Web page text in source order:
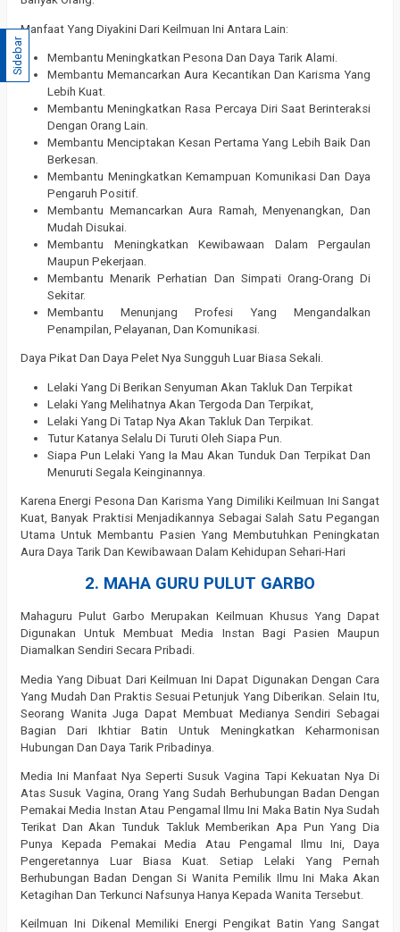
Manfaat Yang Diyakini Dari Keilmuan Ini Antara Lain:
Membantu Meningkatkan Pesona Dan Daya Tarik Alami.
Membantu Memancarkan Aura Kecantikan Dan Karisma Yang
Lebih Kuat.
Membantu Meningkatkan Rasa Percaya Diri Saat Berinteraksi
Dengan Orang Lain.
Membantu Menciptakan Kesan Pertama Yang Lebih Baik Dan
Berkesan.
Membantu Meningkatkan Kemampuan Komunikasi Dan Daya
Pengaruh Positif.
Membantu Memancarkan Aura Ramah, Menyenangkan, Dan
Mudah Disukai.
Membantu Meningkatkan Kewibawaan Dalam Pergaulan
Maupun Pekerjaan.
Membantu Menarik Perhatian Dan Simpati Orang-Orang Di
Sekitar.
Membantu Menunjang Profesi Yang Mengandalkan
Penampilan, Pelayanan, Dan Komunikasi.
Daya Pikat Dan Daya Pelet Nya Sungguh Luar Biasa Sekali.
Lelaki Yang Di Berikan Senyuman Akan Takluk Dan Terpikat
Lelaki Yang Melihatnya Akan Tergoda Dan Terpikat,
Lelaki Yang Di Tatap Nya Akan Takluk Dan Terpikat.
Tutur Katanya Selalu Di Turuti Oleh Siapa Pun.
Siapa Pun Lelaki Yang Ia Mau Akan Tunduk Dan Terpikat Dan
Menuruti Segala Keinginannya.
Karena Energi Pesona Dan Karisma Yang Dimiliki Keilmuan Ini Sangat
Kuat, Banyak Praktisi Menjadikannya Sebagai Salah Satu Pegangan
Utama Untuk Membantu Pasien Yang Membutuhkan Peningkatan
Aura Daya Tarik Dan Kewibawaan Dalam Kehidupan Sehari-Hari
2. MAHA GURU PULUT GARBO
Mahaguru Pulut Garbo Merupakan Keilmuan Khusus Yang Dapat
Digunakan Untuk Membuat Media Instan Bagi Pasien Maupun
Diamalkan Sendiri Secara Pribadi.
Media Yang Dibuat Dari Keilmuan Ini Dapat Digunakan Dengan Cara
Yang Mudah Dan Praktis Sesuai Petunjuk Yang Diberikan. Selain Itu,
Seorang Wanita Juga Dapat Membuat Medianya Sendiri Sebagai
Bagian Dari Ikhtiar Batin Untuk Meningkatkan Keharmonisan
Hubungan Dan Daya Tarik Pribadinya.
Media Ini Manfaat Nya Seperti Susuk Vagina Tapi Kekuatan Nya Di
Atas Susuk Vagina, Orang Yang Sudah Berhubungan Badan Dengan
Pemakai Media Instan Atau Pengamal Ilmu Ini Maka Batin Nya Sudah
Terikat Dan Akan Tunduk Takluk Memberikan Apa Pun Yang Dia
Punya Kepada Pemakai Media Atau Pengamal Ilmu Ini, Daya
Pengeretannya Luar Biasa Kuat. Setiap Lelaki Yang Pernah
Berhubungan Badan Dengan Si Wanita Pemilik Ilmu Ini Maka Akan
Ketagihan Dan Terkunci Nafsunya Hanya Kepada Wanita Tersebut.
Keilmuan Ini Dikenal Memiliki Energi Pengikat Batin Yang Sangat
Sidebar